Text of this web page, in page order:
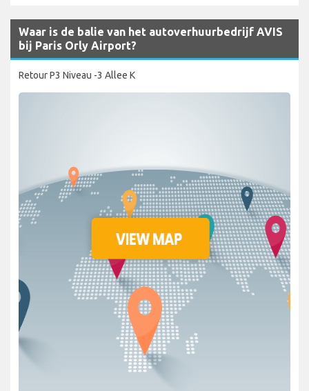
Waar is de balie van het autoverhuurbedrijf AVIS
bij Paris Orly Airport?
Retour P3 Niveau -3 Allee K